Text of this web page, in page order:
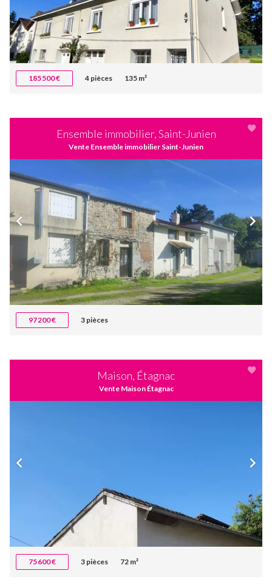
185 500 € 4 pièces 135 m²
Ensemble immobilier, Saint-Junien
Vente Ensemble immobilier Saint-Junien
97 200 € 3 pièces
Maison, Étagnac
Vente Maison Étagnac
75 600 € 3 pièces 72 m²